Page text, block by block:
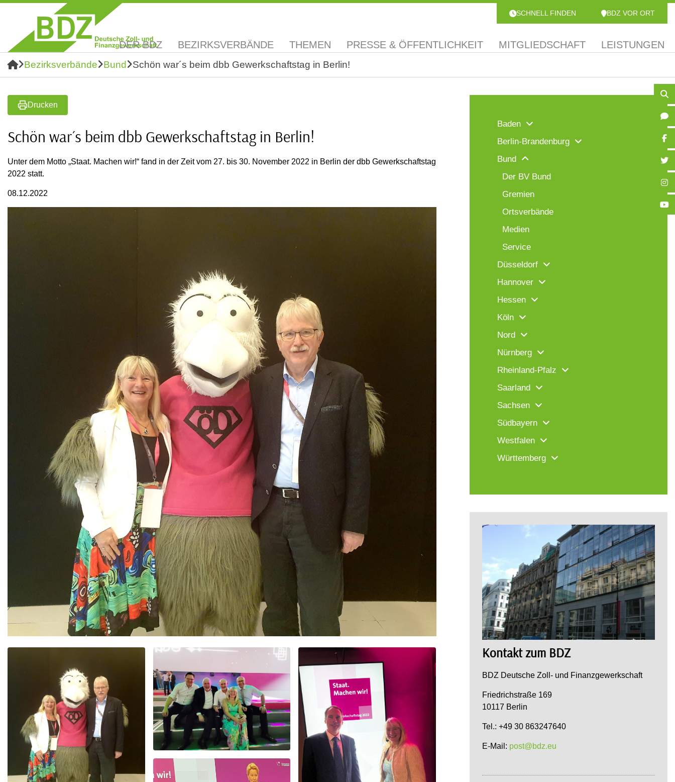
SCHNELL FINDEN BDZ VOR ORT
DER BDZ BEZIRKSVERBÄNDE THEMEN PRESSE & ÖFFENTLICHKEIT MITGLIEDSCHAFT LEISTUNGEN
Bezirksverbände Bund Schön war´s beim dbb Gewerkschaftstag in Berlin!
Drucken
Schön war´s beim dbb Gewerkschaftstag in Berlin!
Unter dem Motto „Staat. Machen wir!“ fand in der Zeit vom 27. bis 30. November 2022 in Berlin der dbb Gewerkschaftstag
2022 statt.
08.12.2022
Baden
Berlin-Brandenburg
Bund
Der BV Bund
Gremien
Ortsverbände
Medien
Service
Düsseldorf
Hannover
Hessen
Köln
Nord
Nürnberg
Rheinland-Pfalz
Saarland
Sachsen
Südbayern
Westfalen
Württemberg
Kontakt zum BDZ
BDZ Deutsche Zoll- und Finanzgewerkschaft
Friedrichstraße 169
10117 Berlin
Tel.: +49 30 863247640
E-Mail: post@bdz.eu